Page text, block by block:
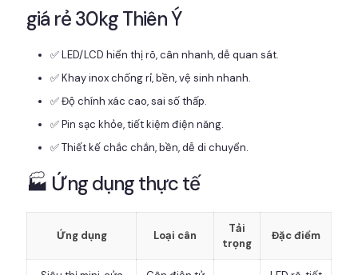
giá rẻ 30kg Thiên Ý
✅ LED/LCD hiển thị rõ, cân nhanh, dễ quan sát.
✅ Khay inox chống rỉ, bền, vệ sinh nhanh.
✅ Độ chính xác cao, sai số thấp.
✅ Pin sạc khỏe, tiết kiệm điện năng.
✅ Thiết kế chắc chắn, bền, dễ di chuyển.
🏭 Ứng dụng thực tế
Ứng dụng Loại cân
Tải
trọng
Đặc điểm